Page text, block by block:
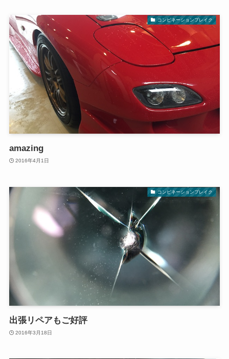
コンビネーションブレイク
amazing
2016年4月1日
コンビネーションブレイク
出張リペアもご好評
2016年3月18日